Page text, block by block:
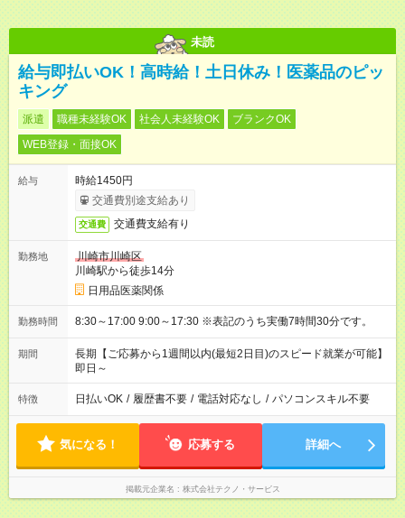
未読
給与即払いOK！高時給！土日休み！医薬品のピッ
キング
派遣 職種未経験OK 社会人未経験OK
ブランクOK
WEB登録・面接OK
給与
時給1450円
交通費別途支給あり
交通費 交通費支給有り
勤務地
川崎市川崎区
川崎駅から徒歩14分
日用品医薬関係
勤務時間 8:30～17:00 9:00～17:30 ※表記のうち実働7時間30分です。
期間
長期【ご応募から1週間以内(最短2日目)のスピード就業が可能】
即日～
特徴 日払いOK / 履歴書不要 / 電話対応なし / パソコンスキル不要
気になる！ 応募する 詳細へ
掲載元企業名 株式会社テクノ・サービス